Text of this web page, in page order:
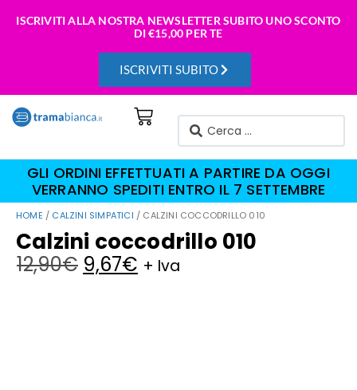
ISCRIVITI ALLA NOSTRA NEWSLETTER SUBITO UNO SCONTO
DI€15,00 PER TE
ISCRIVITI SUBITO
GLI ORDINI EFFETTUATI A PARTIRE DA OGGI
VERRANNO SPEDITI ENTRO IL 7 SETTEMBRE
HOME / CALZINI SIMPATICI / CALZINI COCCODRILLO 010
Calzini coccodrillo 010
12,90€ 9,67€ + Iva